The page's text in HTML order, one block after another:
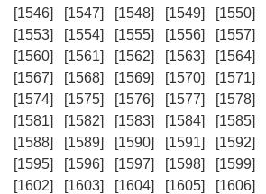
[1546]
[1547] [1548] [1549] [1550]
[1553]
[1554] [1555] [1556] [1557]
[1560]
[1561] [1562] [1563] [1564]
[1567]
[1568] [1569] [1570] [1571]
[1574]
[1575] [1576] [1577] [1578]
[1581]
[1582] [1583] [1584] [1585]
[1588]
[1589] [1590] [1591] [1592]
[1595]
[1596] [1597] [1598] [1599]
[1602]
[1603] [1604] [1605] [1606]